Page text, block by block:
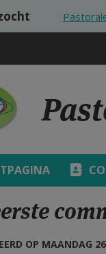
gaan
OP MAANDAG